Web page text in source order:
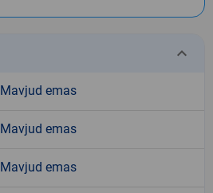
keyboard_arrow_down
Mavjud emas
Mavjud emas
Mavjud emas